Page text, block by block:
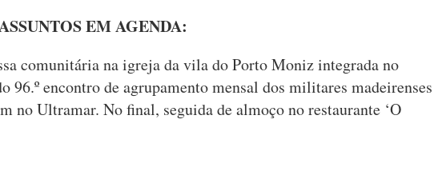
EM AGENDA:
comunitária na igreja da vila do Porto Moniz integrada no
96.º encontro de agrupamento mensal dos militares madeirenses
no Ultramar. No final, seguida de almoço no restaurante ‘O